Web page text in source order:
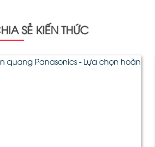
SẺ KIẾN THỨC